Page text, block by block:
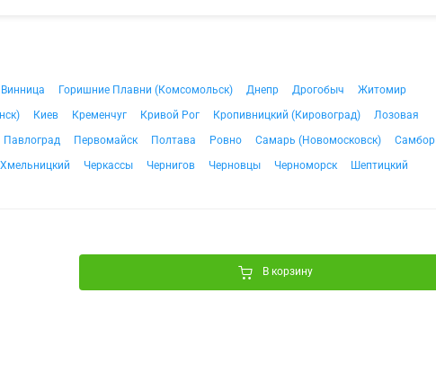
Винница Горишние Плавни (Комсомольск) Днепр Дрогобыч
Житомир
Киев Кременчуг Кривой Рог Кропивницкий (Кировоград)
Лозовая
Павлоград Первомайск Полтава Ровно Самарь (Новомосковск)
Самбор
Хмельницкий Черкассы Чернигов Черновцы Черноморск Шептицкий
В корзину